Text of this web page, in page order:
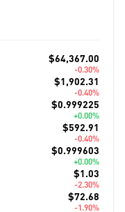
$64,367.00
-0.30%
$1,902.31
-0.40%
$0.999225
+0.00%
$592.91
-0.40%
$0.999603
+0.00%
$1.03
-2.30%
$72.68
-1.90%